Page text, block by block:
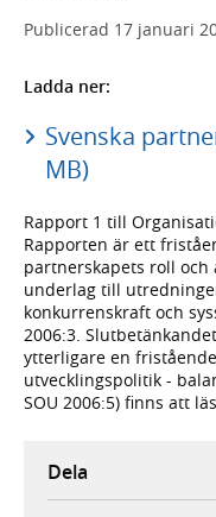
Publicerad 17 januari
Ladda ner:
Svenska
MB)
Rapport 1 till
Rapporten är ett
partnerskapets roll
underlag till
konkurrenskraft och
2006:3.
ytterligare en
utvecklingspolitik -
SOU 2006:5) finns att
Dela